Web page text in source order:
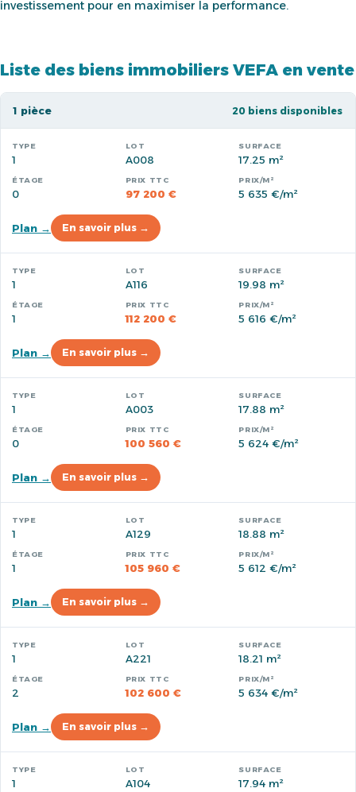
investissement pour en maximiser la performance.
Liste des biens immobiliers VEFA en vente
1 pièce 20 biens disponibles
1 A008 17.25 m²
0 97 200 € 5 635 €/m²
Plan → En savoir plus →
1 A116 19.98 m²
1 112 200 € 5 616 €/m²
Plan → En savoir plus →
1 A003 17.88 m²
0 100 560 € 5 624 €/m²
Plan → En savoir plus →
1 A129 18.88 m²
1 105 960 € 5 612 €/m²
Plan → En savoir plus →
1 A221 18.21 m²
2 102 600 € 5 634 €/m²
Plan → En savoir plus →
1 A104 17.94 m²